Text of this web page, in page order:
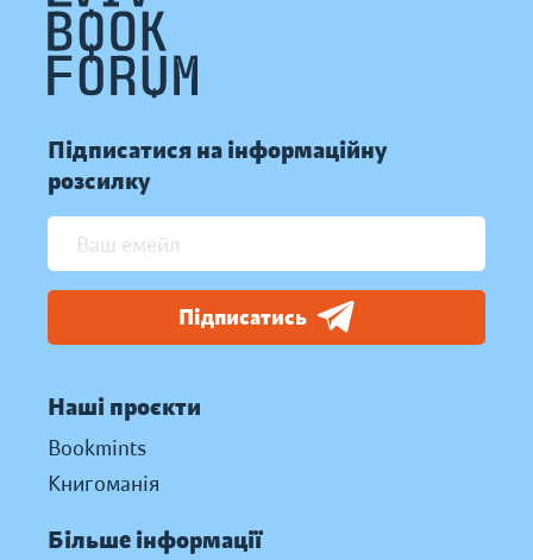
Підписатися на інформаційну
розсилку
Підписатись
Наші проєкти
Bookmints
Книгоманія
Більше інформації